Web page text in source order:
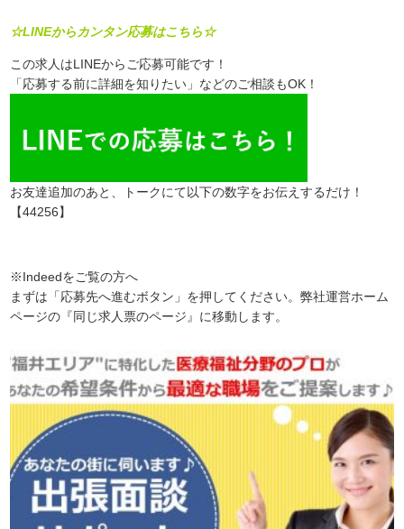
☆LINEからカンタン応募はこちら☆
この求人はLINEからご応募可能です！
「応募する前に詳細を知りたい」などのご相談もOK！
お友達追加のあと、トークにて以下の数字をお伝えするだけ！
【44256】
※Indeedをご覧の方へ
まずは「応募先へ進むボタン」を押してください。弊社運営ホーム
ページの『同じ求人票のページ』に移動します。